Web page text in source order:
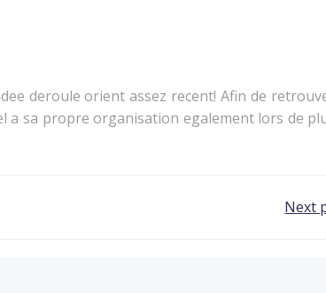
deroule orient assez recent! Afin de
a sa propre organisation egalement lors de
Next